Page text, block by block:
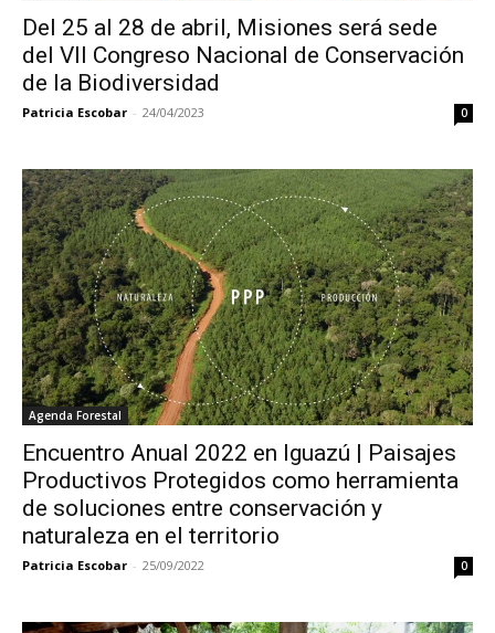
Del 25 al 28 de abril, Misiones será sede
del VII Congreso Nacional de Conservación
de la Biodiversidad
Patricia Escobar - 24/04/2023 0
Agenda Forestal
Encuentro Anual 2022 en Iguazú | Paisajes
Productivos Protegidos como herramienta
de soluciones entre conservación y
naturaleza en el territorio
Patricia Escobar - 25/09/2022 0